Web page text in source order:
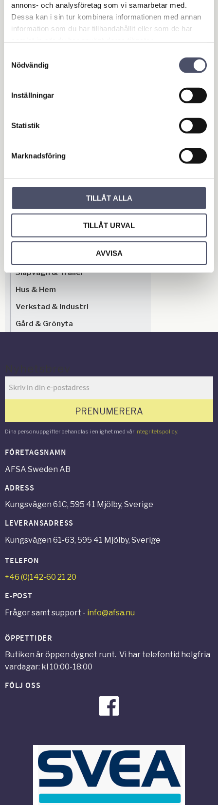
annons- och analysföretag som vi samarbetar med.
Dessa kan i sin tur kombinera informationen med annan
information som du har tillhandahållit eller som de har
Nödvändig
Inställningar
Statistik
Marknadsföring
TILLÅT ALLA
TILLÅT URVAL
AVVISA
Min temp: -10°C
Köp gärna med filter till denna för att hindra skräp att
Bli den första att lämna ett omdöme.
Maskin & Fordonstillbehör
Garage- & Fordonsutrustning
Släpvagn & Trailer
Hus & Hem
Verkstad & Industri
Gård & Grönyta
PRENUMERERA
Dina personuppgifter behandlas i enlighet med vår integritetspolicy.
FÖRETAGSNAMN
AFSA Sweden AB
ADRESS
Kungsvägen 61C, 595 41 Mjölby, Sverige
LEVERANSADRESS
Kungsvägen 61-63, 595 41 Mjölby, Sverige
TELEFON
+46 (0)142-60 21 20
E-POST
Frågor samt support - info@afsa.nu
ÖPPETTIDER
Butiken är öppen dygnet runt. Vi har telefontid helgfria
vardagar: kl 10:00-18:00
FÖLJ OSS